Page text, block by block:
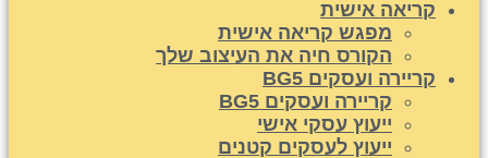
קריאה אישית
מפגש קריאה אישית
הקורס חיה את העיצוב שלך
קריירה ועסקים BG5
קריירה ועסקים BG5
ייעוץ עסקי אישי
ייעוץ לעסקים קטנים